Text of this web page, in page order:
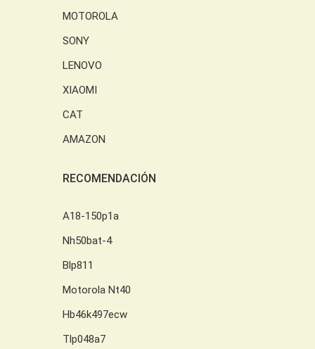
MOTOROLA
SONY
LENOVO
XIAOMI
CAT
AMAZON
RECOMENDACIÓN
A18-150p1a
Nh50bat-4
Blp811
Motorola Nt40
Hb46k497ecw
Tlp048a7